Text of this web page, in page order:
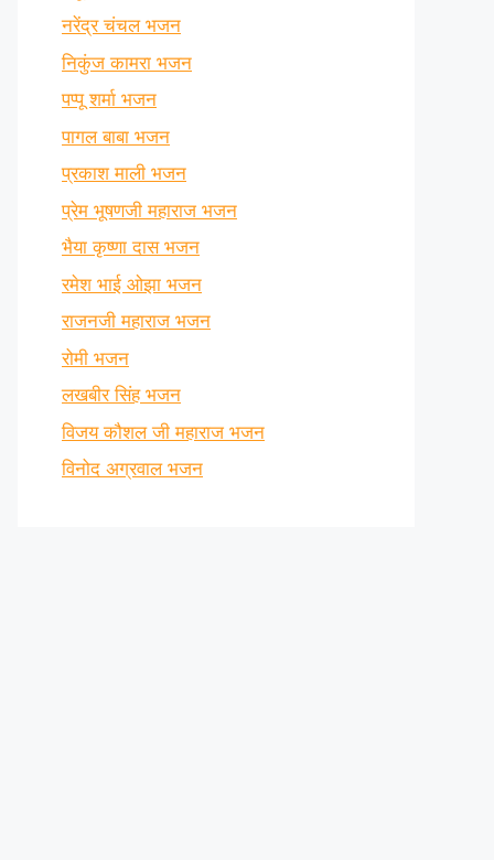
नरेंद्र चंचल भजन
निकुंज कामरा भजन
पप्पू शर्मा भजन
पागल बाबा भजन
प्रकाश माली भजन
प्रेम भूषणजी महाराज भजन
भैया कृष्णा दास भजन
रमेश भाई ओझा भजन
राजनजी महाराज भजन
रोमी भजन
लखबीर सिंह भजन
विजय कौशल जी महाराज भजन
विनोद अग्रवाल भजन